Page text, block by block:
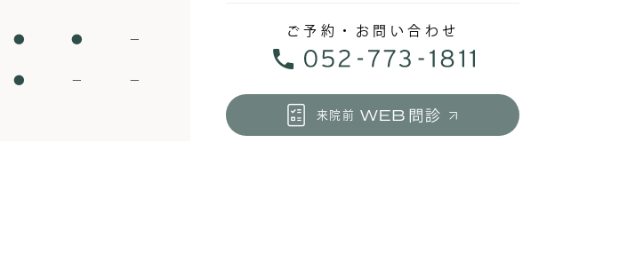
● ● −
● − −
ご予約・お問い合わせ
来院前